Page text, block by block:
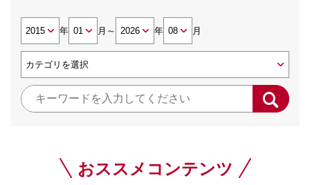
年 月 ～ 年 月
おススメコンテンツ